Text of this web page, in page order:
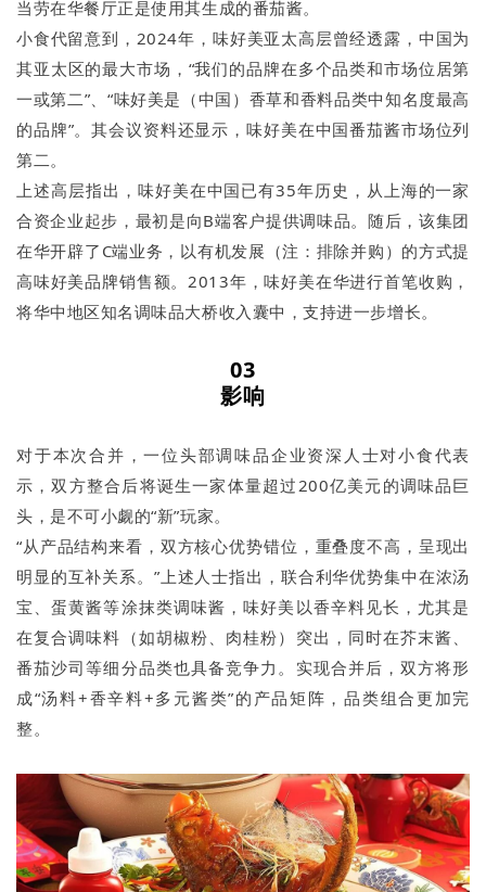
当劳在华餐厅正是使用其生成的番茄酱。
小食代留意到，2024年，味好美亚太高层曾经透露，中国为
其亚太区的最大市场，“我们的品牌在多个品类和市场位居第
一或第二”、“味好美是（中国）香草和香料品类中知名度最高
的品牌”。其会议资料还显示，味好美在中国番茄酱市场位列
第二。
上述高层指出，味好美在中国已有35年历史，从上海的一家
合资企业起步，最初是向B端客户提供调味品。随后，该集团
在华开辟了C端业务，以有机发展（注：排除并购）的方式提
高味好美品牌销售额。2013年，味好美在华进行首笔收购，
将华中地区知名调味品大桥收入囊中，支持进一步增长。
03
影响
对于本次合并，一位头部调味品企业资深人士对小食代表
示，双方整合后将诞生一家体量超过200亿美元的调味品巨
头，是不可小觑的“新”玩家。
“从产品结构来看，双方核心优势错位，重叠度不高，呈现出
明显的互补关系。”上述人士指出，联合利华优势集中在浓汤
宝、蛋黄酱等涂抹类调味酱，味好美以香辛料见长，尤其是
在复合调味料（如胡椒粉、肉桂粉）突出，同时在芥末酱、
番茄沙司等细分品类也具备竞争力。实现合并后，双方将形
成“汤料+香辛料+多元酱类”的产品矩阵，品类组合更加完
整。